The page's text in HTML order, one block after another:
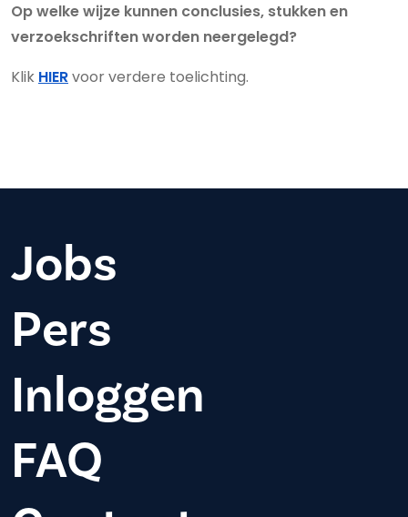
Op welke wijze kunnen conclusies, stukken en
verzoekschriften worden neergelegd?
Klik HIERvoor verdere toelichting.
Jobs
Pers
Inloggen
FAQ